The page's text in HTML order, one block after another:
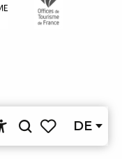
Accessibilité
Voir les favoris
DE